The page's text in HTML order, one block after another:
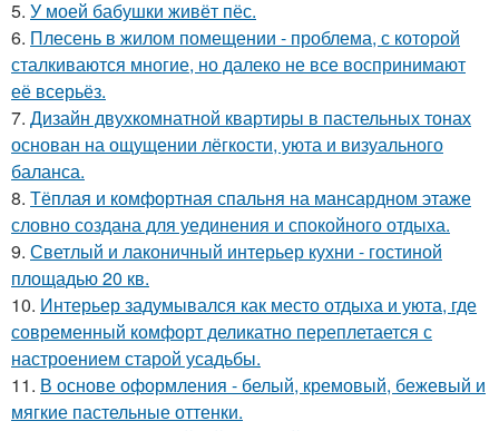
5. У моей бабушки живёт пёс.
6. Плесень в жилом помещении - проблема, с которой
сталкиваются многие, но далеко не все воспринимают
её всерьёз.
7. Дизайн двухкомнатной квартиры в пастельных тонах
основан на ощущении лёгкости, уюта и визуального
баланса.
8. Тёплая и комфортная спальня на мансардном этаже
словно создана для уединения и спокойного отдыха.
9. Светлый и лаконичный интерьер кухни - гостиной
площадью 20 кв.
10. Интерьер задумывался как место отдыха и уюта, где
современный комфорт деликатно переплетается с
настроением старой усадьбы.
11. В основе оформления - белый, кремовый, бежевый и
мягкие пастельные оттенки.